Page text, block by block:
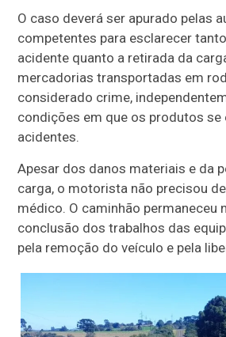
O caso deverá ser apurado pelas
competentes para esclarecer
acidente quanto a retirada da
mercadorias transportadas em
considerado crime,
condições em que os produtos se
acidentes.
Apesar dos danos materiais e da
carga, o motorista não precisou
médico. O caminhão permaneceu
conclusão dos trabalhos das
pela remoção do veículo e pela